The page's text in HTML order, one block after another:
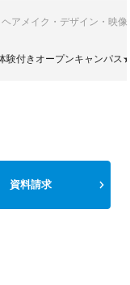
アメイク・デザイン・映
験付きオープンキャンパ
資料請求